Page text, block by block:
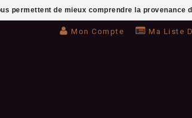
Mon Compte Ma Liste
permettent de mieux comprendre la